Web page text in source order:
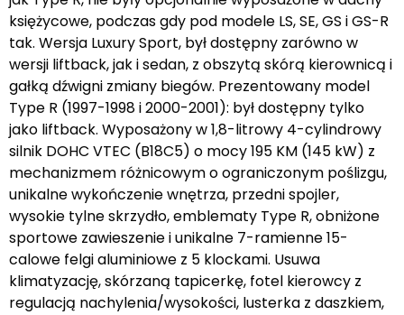
księżycowe, podczas gdy pod modele LS, SE, GS i GS-R
tak. Wersja Luxury Sport, był dostępny zarówno w
wersji liftback, jak i sedan, z obszytą skórą kierownicą i
gałką dźwigni zmiany biegów. Prezentowany model
Type R (1997-1998 i 2000-2001): był dostępny tylko
jako liftback. Wyposażony w 1,8-litrowy 4-cylindrowy
silnik DOHC VTEC (B18C5) o mocy 195 KM (145 kW) z
mechanizmem różnicowym o ograniczonym poślizgu,
unikalne wykończenie wnętrza, przedni spojler,
wysokie tylne skrzydło, emblematy Type R, obniżone
sportowe zawieszenie i unikalne 7-ramienne 15-
calowe felgi aluminiowe z 5 klockami. Usuwa
klimatyzację, skórzaną tapicerkę, fotel kierowcy z
regulacją nachylenia/wysokości, lusterka z daszkiem,